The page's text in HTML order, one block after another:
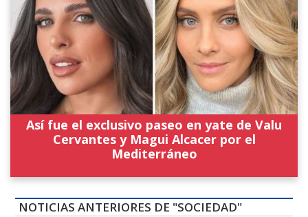
Así fue el exclusivo paseo en yate de Valu
Cervantes y Magui Alcacer por el
Mediterráneo
NOTICIAS ANTERIORES DE "SOCIEDAD"